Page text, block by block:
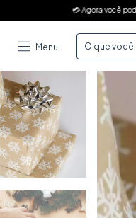
pode parcelar até 10x Sem Juros!! →
Menu